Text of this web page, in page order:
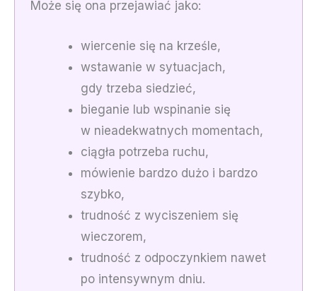
Może się ona przejawiać jako:
wiercenie się na krześle,
wstawanie w sytuacjach,
gdy trzeba siedzieć,
bieganie lub wspinanie się
w nieadekwatnych momentach,
ciągła potrzeba ruchu,
mówienie bardzo dużo i bardzo
szybko,
trudność z wyciszeniem się
wieczorem,
trudność z odpoczynkiem nawet
po intensywnym dniu.